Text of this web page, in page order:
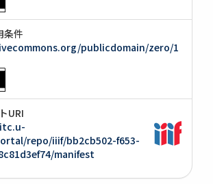
条件
publicdomain/zero/1
URI
repo/iiif/bb2cb502-f653-
manifest